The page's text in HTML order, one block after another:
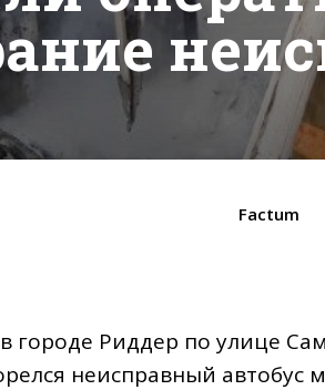
Factum
городе Риддер по улице
неисправный автобус